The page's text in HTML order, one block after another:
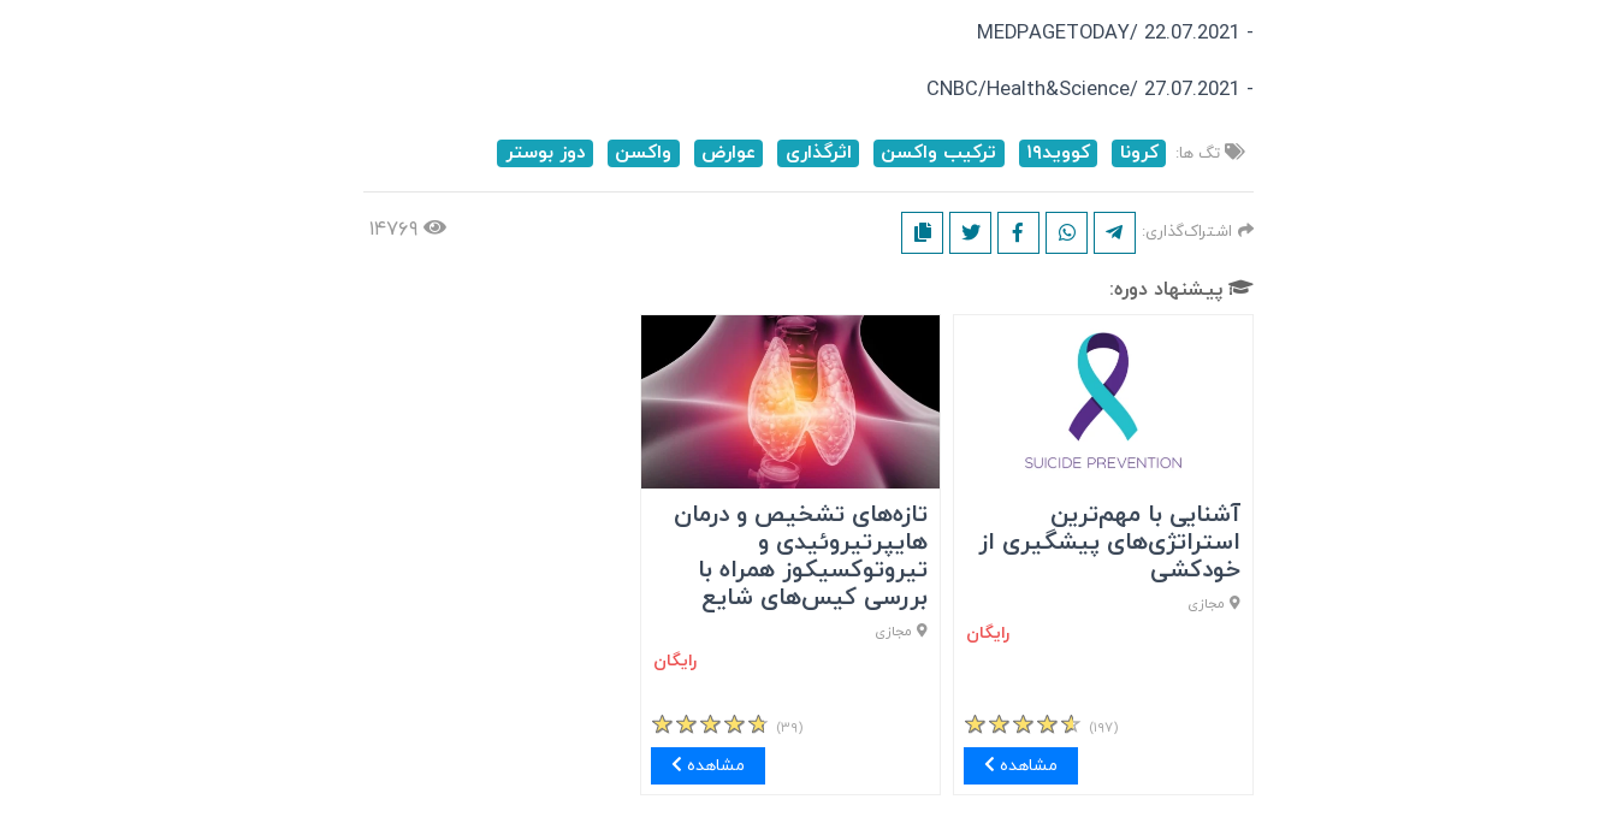
- MEDPAGETODAY/ 22.07.2021
- CNBC/Health&Science/ 27.07.2021
تگ ها: کرونا کووید۱۹ ترکیب واکسن اثرگذاری عوارض واکسن دوز بوستر
اشتراک‌گذاری: ۱۴۷۶۹
پیشنهاد دوره:
آشنایی با مهم‌ترین
استراتژی‌های پیشگیری از
خودکشی
مجازی
رایگان
(۱۹۷)
مشاهده
تازه‌های تشخیص و درمان
هایپرتیروئیدی و
تیروتوکسیکوز همراه با
بررسی کیس‌های شایع
مجازی
رایگان
(۳۹)
مشاهده